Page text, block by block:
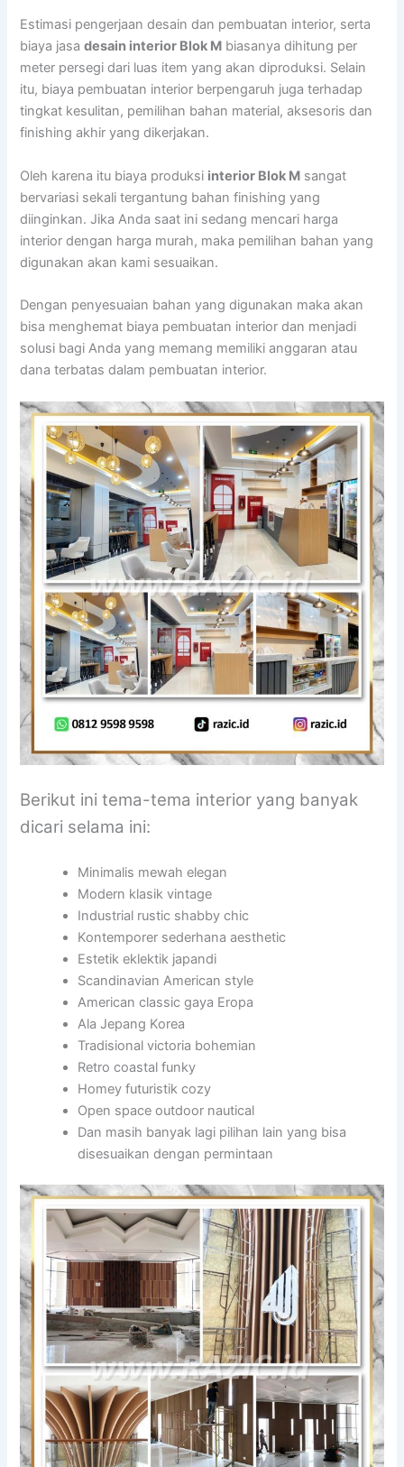
Estimasi pengerjaan desain dan pembuatan interior, serta
biaya jasadesain interior Blok M biasanya dihitung per
meter persegi dari luas item yang akan diproduksi. Selain
itu, biaya pembuatan interior berpengaruh juga terhadap
tingkat kesulitan, pemilihan bahan material, aksesoris dan
finishing akhir yang dikerjakan.
Oleh karena itu biaya produksi interior Blok M sangat
bervariasi sekali tergantung bahan finishing yang
diinginkan. Jika Anda saat ini sedang mencari harga
interior dengan harga murah, maka pemilihan bahan yang
digunakan akan kami sesuaikan.
Dengan penyesuaian bahan yang digunakan maka akan
bisa menghemat biaya pembuatan interior dan menjadi
solusi bagi Anda yang memang memiliki anggaran atau
dana terbatas dalam pembuatan interior.
Berikut ini tema-tema interior yang banyak
dicari selama ini:
Minimalis mewah elegan
Modern klasik vintage
Industrial rustic shabby chic
Kontemporer sederhana aesthetic
Estetik eklektik japandi
Scandinavian American style
American classic gaya Eropa
Ala Jepang Korea
Tradisional victoria bohemian
Retro coastal funky
Homey futuristik cozy
Open space outdoor nautical
Dan masih banyak lagi pilihan lain yang bisa
disesuaikan dengan permintaan